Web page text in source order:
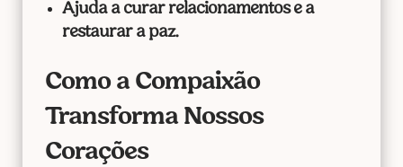
Ajuda a curar relacionamentos e a
restaurar a paz.
Como a Compaixão
Transforma Nossos
Corações